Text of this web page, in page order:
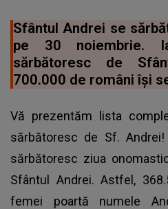
Sfântul Andrei se
pe 30 noiembrie.
sărbătoresc de
700.000 de români îşi
Vă prezentăm lista
sărbătoresc de Sf.
sărbătoresc ziua
Sfântul Andrei. Astfel,
femei poartă numele